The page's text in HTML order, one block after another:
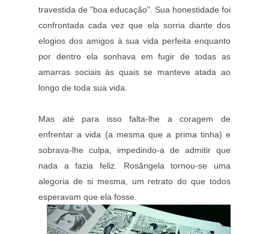
travestida de "boa educação". Sua honestidade foi
confrontada cada vez que ela sorria diante dos
elogios dos amigos à sua vida perfeita enquanto
por dentro ela sonhava em fugir de todas as
amarras sociais às quais se manteve atada ao
longo de toda sua vida.
Mas até para isso falta-lhe a coragem de
enfrentar a vida (a mesma que a prima tinha) e
sobrava-lhe culpa, impedindo-a de admitir que
nada a fazia feliz. Rosângela tornou-se uma
alegoria de si mesma, um retrato do que todos
esperavam que ela fosse.